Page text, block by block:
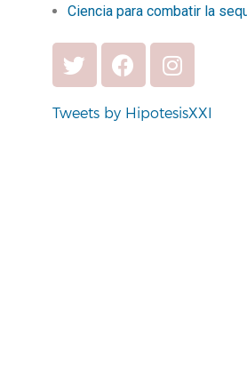
Ciencia para combatir la
Tweets by HipotesisXXI